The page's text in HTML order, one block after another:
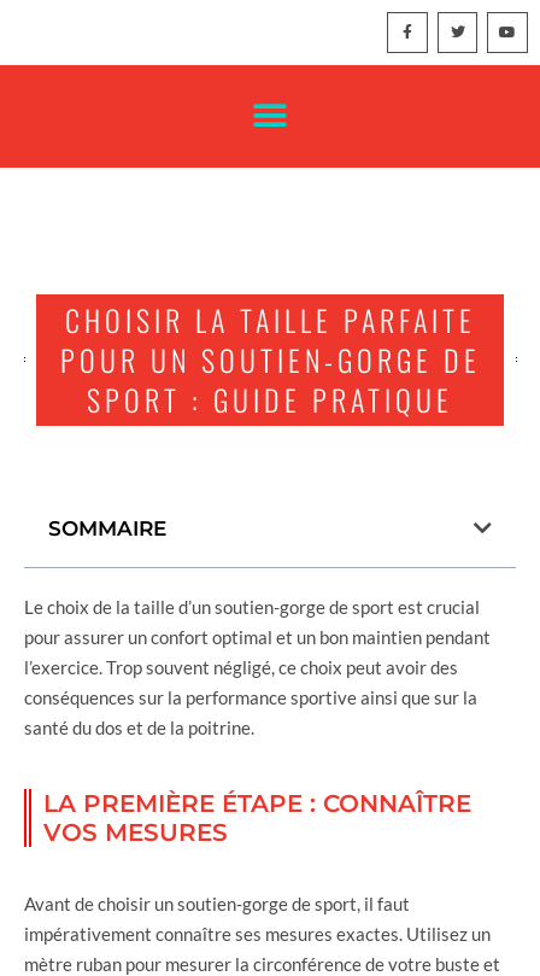
CHOISIR LA TAILLE PARFAITE
POUR UN SOUTIEN-GORGE DE
SPORT : GUIDE PRATIQUE
SOMMAIRE
Le choix de la taille d’un soutien-gorge de sport est crucial
pour assurer un confort optimal et un bon maintien pendant
l’exercice. Trop souvent négligé, ce choix peut avoir des
conséquences sur la performance sportive ainsi que sur la
santé du dos et de la poitrine.
LA PREMIÈRE ÉTAPE : CONNAÎTRE
VOS MESURES
Avant de choisir un soutien-gorge de sport, il faut
impérativement connaître ses mesures exactes. Utilisez un
mètre ruban pour mesurer la circonférence de votre buste et